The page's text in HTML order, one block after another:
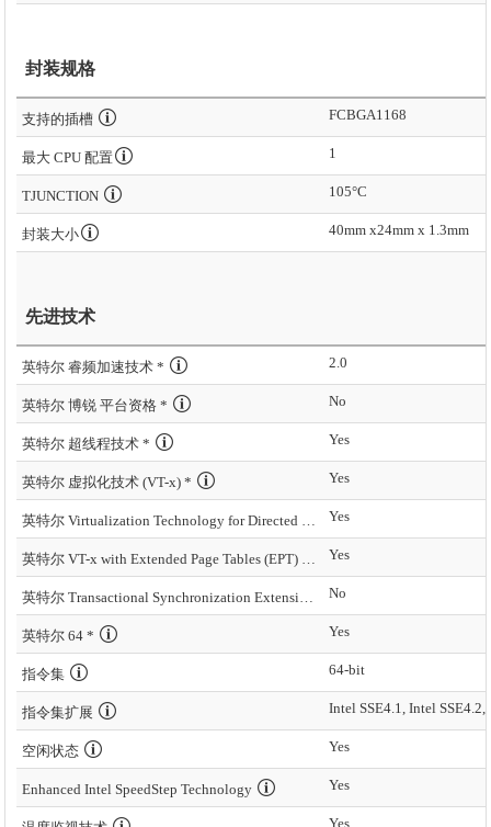
封装规格
支持的插槽 FCBGA1168
最大 CPU 配置 1
TJUNCTION 105°C
封装大小 40mm x24mm x 1.3mm
先进技术
英特尔 睿频加速技术 * 2.0
英特尔 博锐 平台资格 * No
英特尔 超线程技术 * Yes
英特尔 虚拟化技术 (VT-x) * Yes
英特尔 Virtualization Technology for Directed I/O (VT-d) * Yes
英特尔 VT-x with Extended Page Tables (EPT) * Yes
英特尔 Transactional Synchronization Extensions – New Instructions (英特尔 TSX-NI) No
英特尔 64 * Yes
指令集 64-bit
指令集扩展 Intel SSE4.1, Intel
空闲状态 Yes
Enhanced Intel SpeedStep Technology Yes
Yes